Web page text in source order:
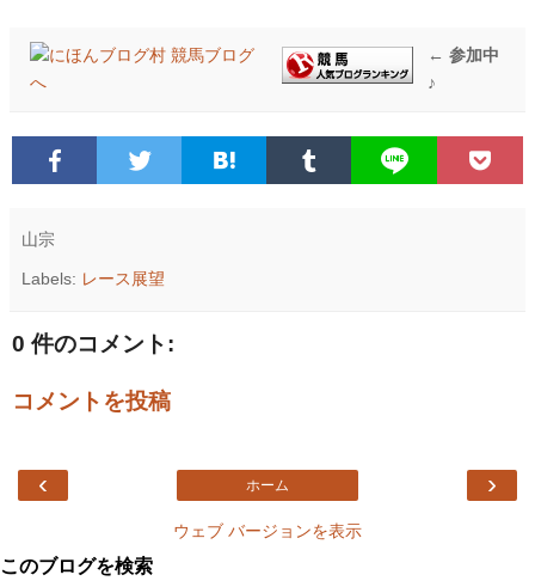
← 参加中
♪
山宗
Labels: レース展望
0 件のコメント:
コメントを投稿
‹ ›
ホーム
ウェブ バージョンを表示
このブログを検索